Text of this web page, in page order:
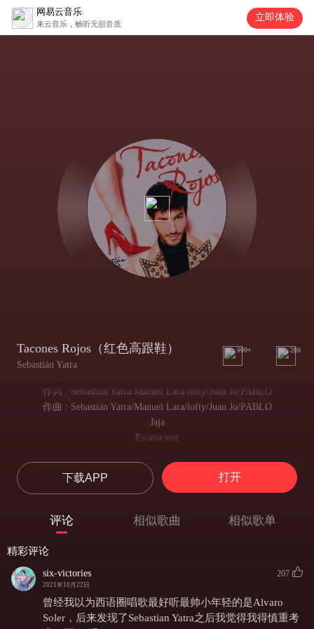
网易云音乐
来云音乐，畅听无损音质
立即体验
Tacones Rojos（红色高跟鞋）
Sebastián Yatra
999+ 269
作词 : Sebastián Yatra/Manuel Lara/lofty/Juan Jo/PABLO
作曲 : Sebastián Yatra/Manuel Lara/lofty/Juan Jo/PABLO
Jaja
Es una voz
一束光照进了我的心窗
Y me ha devuelto las ganas, me quita el dolor
你给予的爱于我而言就是—
La niña de mis ojos
我眼眸中的姑娘
下载APP 打开
评论 相似歌曲 相似歌单
精彩评论
six-victories
2021年10月22日
207
曾经我以为西语圈唱歌最好听最帅小年轻的是Alvaro
Soler，后来发现了Sebastian Yatra之后我觉得我得慎重考